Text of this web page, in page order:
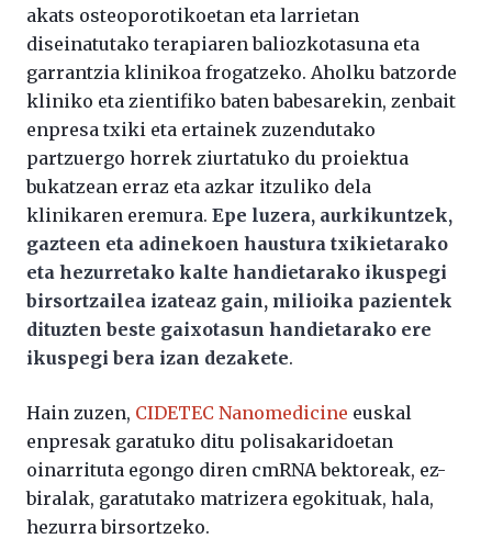
akats osteoporotikoetan eta larrietan
diseinatutako terapiaren baliozkotasuna eta
garrantzia klinikoa frogatzeko. Aholku batzorde
kliniko eta zientifiko baten babesarekin, zenbait
enpresa txiki eta ertainek zuzendutako
partzuergo horrek ziurtatuko du proiektua
bukatzean erraz eta azkar itzuliko dela
klinikaren eremura. Epe luzera, aurkikuntzek,
gazteen eta adinekoen haustura txikietarako
eta hezurretako kalte handietarako ikuspegi
birsortzailea izateaz gain, milioika pazientek
dituzten beste gaixotasun handietarako ere
ikuspegi bera izan dezakete.
Hain zuzen, CIDETEC Nanomedicine euskal
enpresak garatuko ditu polisakaridoetan
oinarrituta egongo diren cmRNA bektoreak, ez-
biralak, garatutako matrizera egokituak, hala,
hezurra birsortzeko.